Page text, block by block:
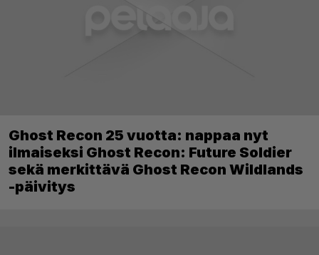
Ghost Recon 25 vuotta: nappaa nyt
ilmaiseksi Ghost Recon: Future Soldier
sekä merkittävä Ghost Recon Wildlands
-päivitys